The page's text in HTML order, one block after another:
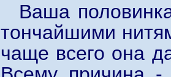
Ваша
тончайшими
чаще всего она